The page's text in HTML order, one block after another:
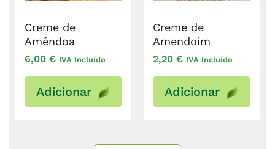
Creme de
Amêndoa
6,00 € IVA Incluído
Adicionar
Creme de
Amendoim
2,20 € IVA Incluído
Adicionar